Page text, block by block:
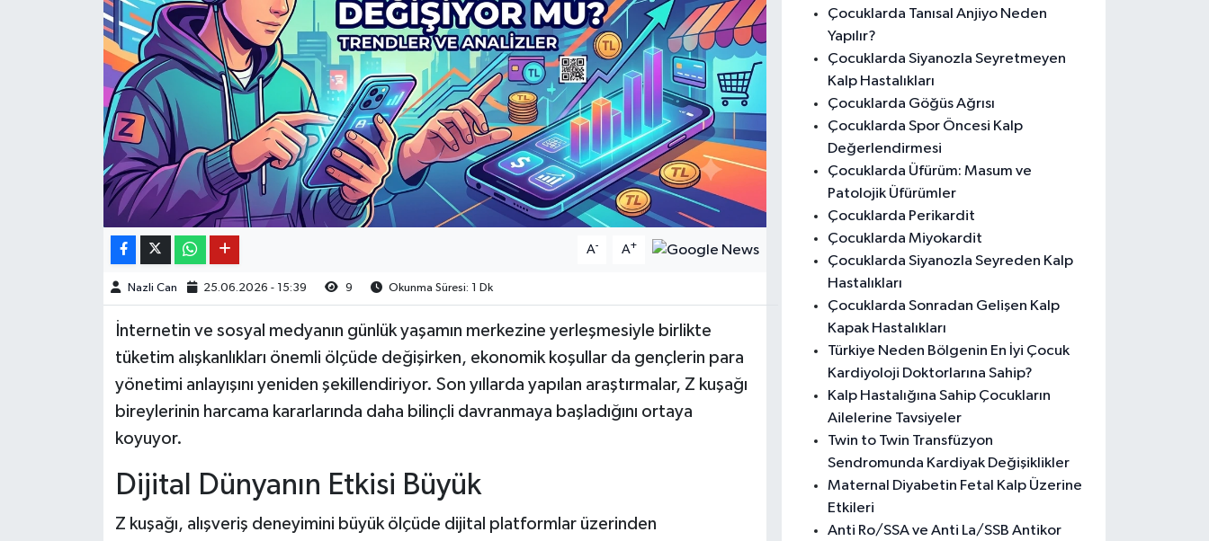
A- A+
Nazli Can 25.06.2026 - 15:39 9 Okunma Süresi: 1 Dk
İnternetin ve sosyal medyanın günlük yaşamın merkezine yerleşmesiyle birlikte
tüketim alışkanlıkları önemli ölçüde değişirken, ekonomik koşullar da gençlerin para
yönetimi anlayışını yeniden şekillendiriyor. Son yıllarda yapılan araştırmalar, Z kuşağı
bireylerinin harcama kararlarında daha bilinçli davranmaya başladığını ortaya
koyuyor.
Dijital Dünyanın Etkisi Büyük
Z kuşağı, alışveriş deneyimini büyük ölçüde dijital platformlar üzerinden
Çocuklarda Tanısal Anjiyo Neden
Yapılır?
Çocuklarda Siyanozla Seyretmeyen
Kalp Hastalıkları
Çocuklarda Göğüs Ağrısı
Çocuklarda Spor Öncesi Kalp
Değerlendirmesi
Çocuklarda Üfürüm: Masum ve
Patolojik Üfürümler
Çocuklarda Perikardit
Çocuklarda Miyokardit
Çocuklarda Siyanozla Seyreden Kalp
Hastalıkları
Çocuklarda Sonradan Gelişen Kalp
Kapak Hastalıkları
Türkiye Neden Bölgenin En İyi Çocuk
Kardiyoloji Doktorlarına Sahip?
Kalp Hastalığına Sahip Çocukların
Ailelerine Tavsiyeler
Twin to Twin Transfüzyon
Sendromunda Kardiyak Değişiklikler
Maternal Diyabetin Fetal Kalp Üzerine
Etkileri
Anti Ro/SSA ve Anti La/SSB Antikor